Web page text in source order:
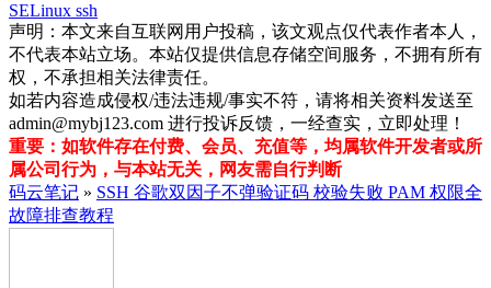
SELinux ssh
声明：本文来自互联网用户投稿，该文观点仅代表作者本人，
不代表本站立场。本站仅提供信息存储空间服务，不拥有所有
权，不承担相关法律责任。
如若内容造成侵权/违法违规/事实不符，请将相关资料发送至
admin@mybj123.com 进行投诉反馈，一经查实，立即处理！
重要：如软件存在付费、会员、充值等，均属软件开发者或所
属公司行为，与本站无关，网友需自行判断
码云笔记 » SSH 谷歌双因子不弹验证码 校验失败 PAM 权限全
故障排查教程